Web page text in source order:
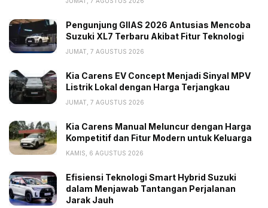
Pengunjung GIIAS 2026 Antusias Mencoba
Suzuki XL7 Terbaru Akibat Fitur Teknologi
JUMAT, 7 AGUSTUS 2026
Kia Carens EV Concept Menjadi Sinyal MPV
Listrik Lokal dengan Harga Terjangkau
JUMAT, 7 AGUSTUS 2026
Kia Carens Manual Meluncur dengan Harga
Kompetitif dan Fitur Modern untuk Keluarga
KAMIS, 6 AGUSTUS 2026
Efisiensi Teknologi Smart Hybrid Suzuki
dalam Menjawab Tantangan Perjalanan
Jarak Jauh